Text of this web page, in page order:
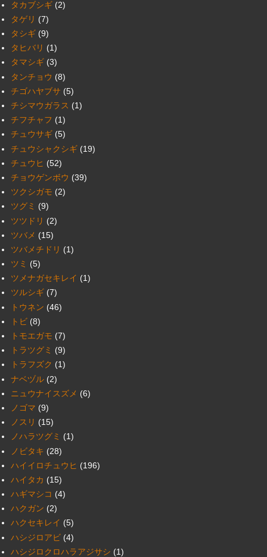
タカブシギ (2)
タゲリ (7)
タシギ (9)
タヒバリ (1)
タマシギ (3)
タンチョウ (8)
チゴハヤブサ (5)
チシマウガラス (1)
チフチャフ (1)
チュウサギ (5)
チュウシャクシギ (19)
チュウヒ (52)
チョウゲンボウ (39)
ツクシガモ (2)
ツグミ (9)
ツツドリ (2)
ツバメ (15)
ツバメチドリ (1)
ツミ (5)
ツメナガセキレイ (1)
ツルシギ (7)
トウネン (46)
トビ (8)
トモエガモ (7)
トラツグミ (9)
トラフズク (1)
ナベヅル (2)
ニュウナイスズメ (6)
ノゴマ (9)
ノスリ (15)
ノハラツグミ (1)
ノビタキ (28)
ハイイロチュウヒ (196)
ハイタカ (15)
ハギマシコ (4)
ハクガン (2)
ハクセキレイ (5)
ハシジロアビ (4)
ハシジロクロハラアジサシ (1)